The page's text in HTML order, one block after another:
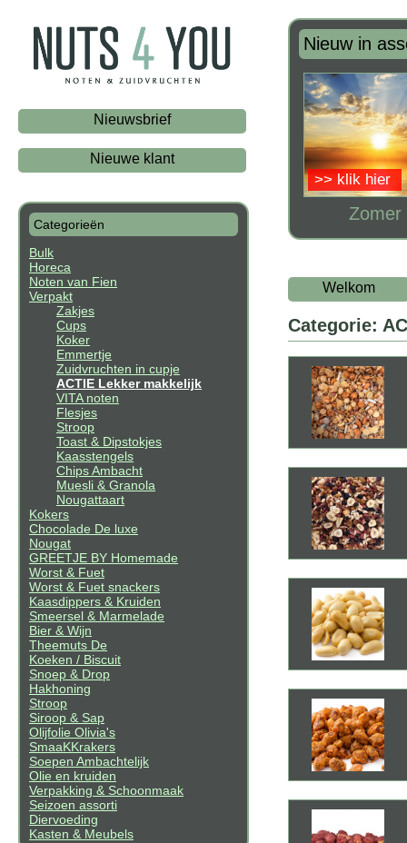
Nieuwsbrief
Nieuwe klant
Categorieën
Bulk
Horeca
Noten van Fien
Verpakt
Zakjes
Cups
Koker
Emmertje
Zuidvruchten in cupje
ACTIE Lekker makkelijk
VITA noten
Flesjes
Stroop
Toast & Dipstokjes
Kaasstengels
Chips Ambacht
Muesli & Granola
Nougattaart
Kokers
Chocolade De luxe
Nougat
GREETJE BY Homemade
Worst & Fuet
Worst & Fuet snackers
Kaasdippers & Kruiden
Smeersel & Marmelade
Bier & Wijn
Theemuts De
Koeken / Biscuit
Snoep & Drop
Hakhoning
Stroop
Siroop & Sap
Olijfolie Olivia's
SmaaKKrakers
Soepen Ambachtelijk
Olie en kruiden
Verpakking & Schoonmaak
Seizoen assorti
Diervoeding
Kasten & Meubels
Nieuw in
Zomer
>> klik hier
Welkom
Categorie: